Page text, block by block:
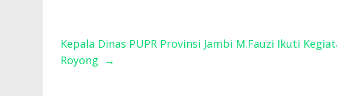
Kepala Dinas PUPR Provinsi Jambi M.Fauzi Ikuti
Royong →